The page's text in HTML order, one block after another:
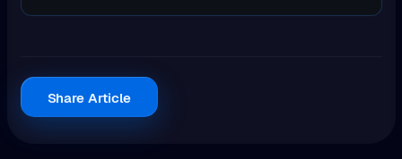
Share Article